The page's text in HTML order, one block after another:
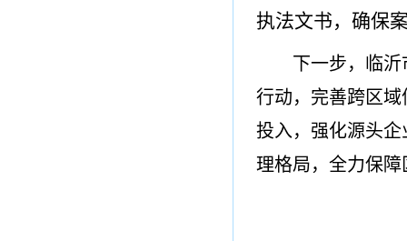
执法文书，确保
下一步，临
行动，完善跨区
投入，强化源头
理格局，全力保